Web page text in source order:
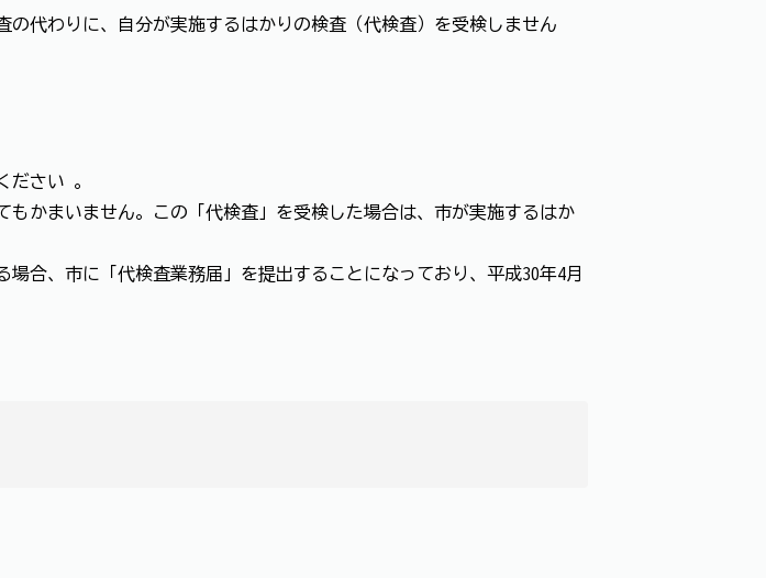
代わりに、自分が実施するはかりの検査（代検査）を受検しません
ださい 。
かまいません。この「代検査」を受検した場合は、市が実施するはか
合、市に「代検査業務届」を提出することになっており、平成30年4月